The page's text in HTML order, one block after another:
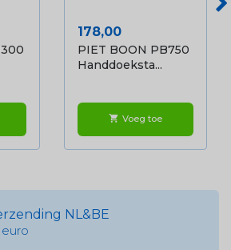
Prijs
178,00
PIET BOON PB750
Handdoeksta...
shopping_cart Voeg toe
NL&BE